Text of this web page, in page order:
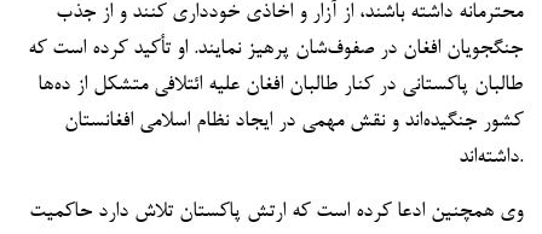
محترمانه داشته باشند، از آزار و اخاذی خودداری کنند و از جذب
جنگجویان افغان در صفوف‌شان پرهیز نمایند. او تأکید کرده است که
طالبان پاکستانی در کنار طالبان افغان علیه ائتلافی متشکل از ده‌ها
کشور جنگیده‌اند و نقش مهمی در ایجاد نظام اسلامی افغانستان
داشته‌اند.
وی همچنین ادعا کرده است که ارتش پاکستان تلاش دارد حاکمیت